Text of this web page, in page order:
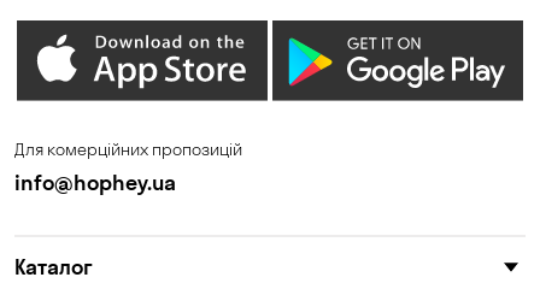
Зазим’є Запоріжжя
Кам'яні Потоки
Для комерційних пропозицій
info@hophey.ua
Каталог